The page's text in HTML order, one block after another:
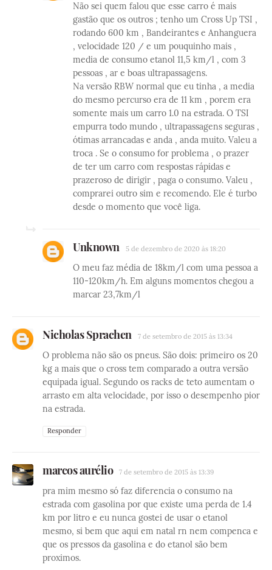
Não sei quem falou que esse carro é mais
gastão que os outros ; tenho um Cross Up TSI ,
rodando 600 km , Bandeirantes e Anhanguera
, velocidade 120 / e um pouquinho mais ,
media de consumo etanol 11,5 km/l , com 3
pessoas , ar e boas ultrapassagens.
Na versão RBW normal que eu tinha , a media
do mesmo percurso era de 11 km , porem era
somente mais um carro 1.0 na estrada. O TSI
empurra todo mundo , ultrapassagens seguras ,
ótimas arrancadas e anda , anda muito. Valeu a
troca . Se o consumo for problema , o prazer
de ter um carro com respostas rápidas e
prazeroso de dirigir , paga o consumo. Valeu ,
comprarei outro sim e recomendo. Ele é turbo
desde o momento que você liga.
Unknown 5 de dezembro de 2020 às 18:20
O meu faz média de 18km/l com uma pessoa a
110-120km/h. Em alguns momentos chegou a
marcar 23,7km/l
Nicholas Sprachen 7 de setembro de 2015 às 13:34
O problema não são os pneus. São dois: primeiro os 20
kg a mais que o cross tem comparado a outra versão
equipada igual. Segundo os racks de teto aumentam o
arrasto em alta velocidade, por isso o desempenho pior
na estrada.
Responder
marcos aurélio 7 de setembro de 2015 às 13:39
pra mim mesmo só faz diferencia o consumo na
estrada com gasolina por que existe uma perda de 1.4
km por litro e eu nunca gostei de usar o etanol
mesmo, si bem que aqui em natal rn nem compenca e
que os pressos da gasolina e do etanol são bem
proximos.